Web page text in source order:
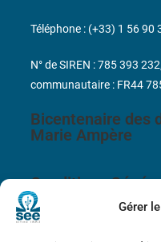
Gérer
Bicentenaire des
Marie Ampère
Conditions
Téléphone : (+33) 1 56 90
N° de SIREN : 785 393
communautaire : FR44